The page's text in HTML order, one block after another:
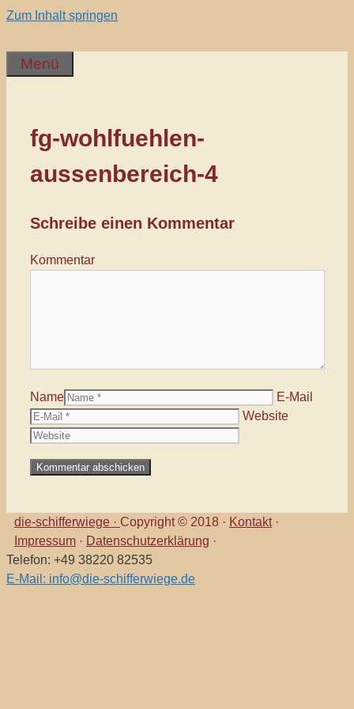
Zum Inhalt springen
Menü
fg-wohlfuehlen-
aussenbereich-4
Schreibe einen Kommentar
Kommentar
Name
E-Mail
Website
die-schifferwiege · Copyright © 2018 · Kontakt·
Impressum · Datenschutzerklärung ·
Telefon: +49 38220 82535
E-Mail: info@die-schifferwiege.de